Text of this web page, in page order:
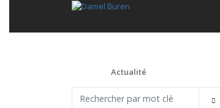
Actualité